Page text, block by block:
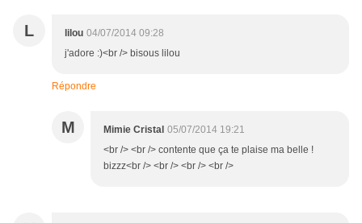
L lilou 04/07/2014 09:28
j'adore :)<br /> bisous lilou
Répondre
M Mimie Cristal 05/07/2014 19:21
<br /> <br /> contente que ça te plaise ma belle !
bizzz<br /> <br /> <br /> <br />